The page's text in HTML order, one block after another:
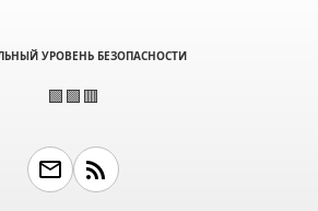
УРОВЕНЬ БЕЗОПАСНОСТИ
🟩🟩🟥
email rss_feed